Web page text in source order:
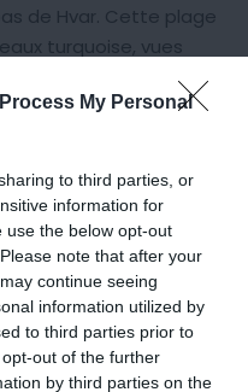
My Personal
to third parties, or
information for
use the below opt-out
note that after your
continue seeing
information utilized by
to third parties prior to
out of the further
by third parties on the
de Hvar. Cette plage
turquoise, vues
méditerranéen.
et profiter de la
plages deŽukova
Vous vous
De l’autre côté, à
un magnifique
détendre dans un joli